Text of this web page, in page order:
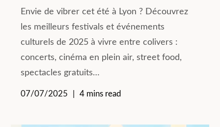
Envie de vibrer cet été à Lyon ? Découvrez
les meilleurs festivals et événements
culturels de 2025 à vivre entre colivers :
concerts, cinéma en plein air, street food,
spectacles gratuits…
07/07/2025 4 mins read